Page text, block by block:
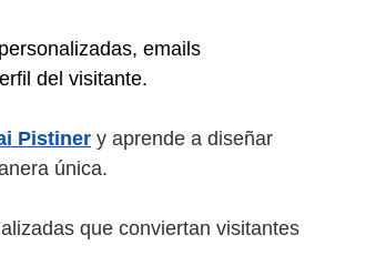
emails
del visitante.
Pistiner y aprende a diseñar
única.
que conviertan visitantes